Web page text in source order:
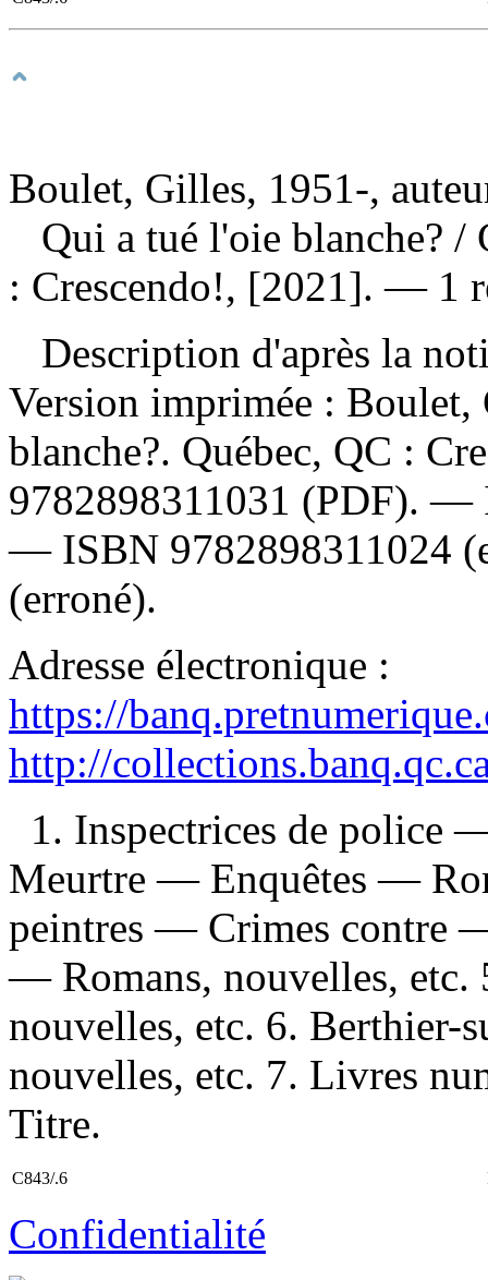
Boulet, Gilles, 1951-,
Qui a tué l'oie blanche? /
: Crescendo!, [2021]. — 1
Description d'après la
Version imprimée : Boulet,
blanche?. Québec, QC :
9782898311031 (PDF). —
— ISBN 9782898311024
(erroné).
Adresse électronique :
https://
http://
1. Inspectrices de police
Meurtre — Enquêtes —
peintres — Crimes contre
— Romans, nouvelles, etc.
nouvelles, etc. 6. Berthier-
nouvelles, etc. 7. Livres
Titre.
C843/.6
Confidentialité